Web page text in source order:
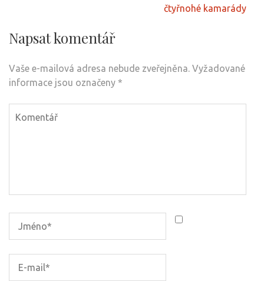
čtyřnohé kamarády
Napsat komentář
Vaše e-mailová adresa nebude zveřejněna. Vyžadované
informace jsou označeny *